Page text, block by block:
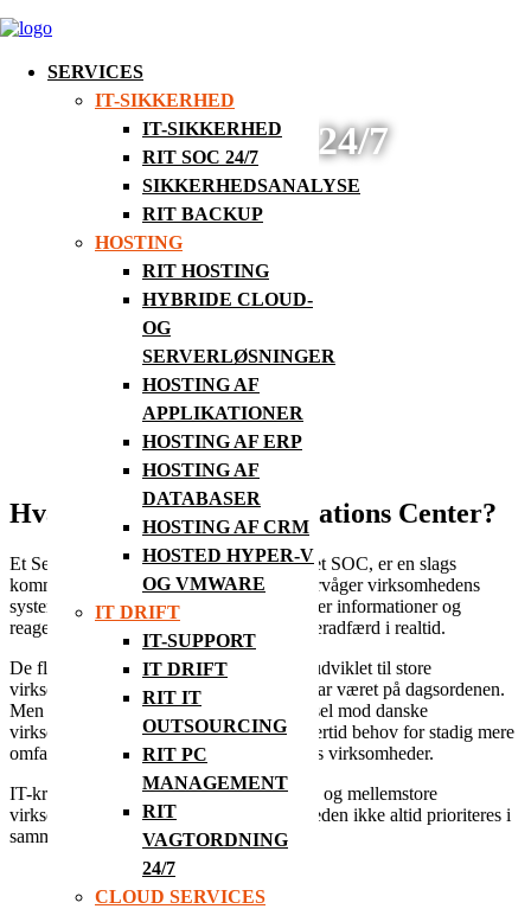
SERVICES
IT-SIKKERHED
IT-SIKKERHED
RIT SOC 24/7
SIKKERHEDSANALYSE
RIT BACKUP
HOSTING
RIT HOSTING
HYBRIDE CLOUD-
OG
SERVERLØSNINGER
HOSTING AF
APPLIKATIONER
HOSTING AF ERP
HOSTING AF
DATABASER
HOSTING AF CRM
HOSTED HYPER-V
OG VMWARE
IT DRIFT
IT-SUPPORT
IT DRIFT
RIT IT
OUTSOURCING
RIT PC
MANAGEMENT
RIT
VAGTORDNING
24/7
CLOUD SERVICES
RIT SOC 24/7
Hvad er et Security Operations Center?
Et Security Operations Center, også kaldet SOC, er en slags
kommandocentral, som døgnet rundt overvåger virksomhedens
systemer og sikkerhedsløsninger, indsamler informationer og
reagerer på mistænkelig aktivitet og brugeradfærd i realtid.
De fleste SOC løsninger på markedet er udviklet til store
virksomheder, hvor IT-sikkerhed længe har været på dagsordenen.
Men med den fortsat voksende cybertrussel mod danske
virksomheder i alle størrelser er der imidlertid behov for stadig mere
omfattende sikkerhedsindsatser i alle slags virksomheder.
IT-kriminelle har i dag også fokus på små og mellemstore
virksomheder, hvor de ved, at IT-sikkerheden ikke altid prioriteres i
samme omfang.